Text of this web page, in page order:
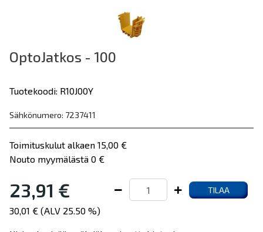
OptoJatkos - 100
Tuotekoodi: R10J00Y
Sähkönumero: 7237411
Toimituskulut alkaen 15,00 €
Nouto myymälästä 0 €
23,91 € TILAA
30,01 € (ALV 25.50 %)